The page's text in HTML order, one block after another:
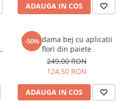
ADAUGA IN COS
-50%
Bluza dama bej cu aplicatii
flori din paiete
249,00 RON
124,50 RON
ADAUGA IN COS